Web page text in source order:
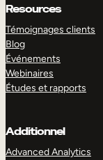
Resources
Témoignages clients
Blog
Événements
Webinaires
Études et rapports
Additionnel
Advanced Analytics